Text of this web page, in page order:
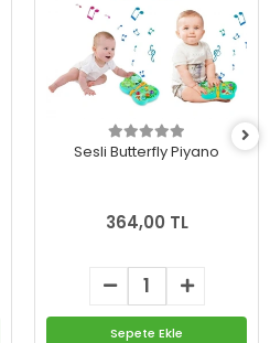
Sesli Butterfly Piyano
364,00 TL
Sepete Ekle